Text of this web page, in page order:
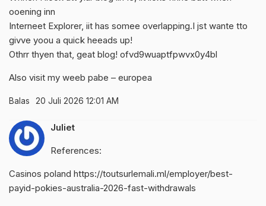
ooening inn
Interneet Explorer, iit has somee overlapping.I jst wante tto
givve yoou a quick heeads up!
Othrr thyen that, geat blog! ofvd9wuaptfpwvx0y4bl
Also visit my weeb pabe – europea
Balas 20 Juli 2026 12:01 AM
Juliet
References:
Casinos poland https://toutsurlemali.ml/employer/best-
payid-pokies-australia-2026-fast-withdrawals